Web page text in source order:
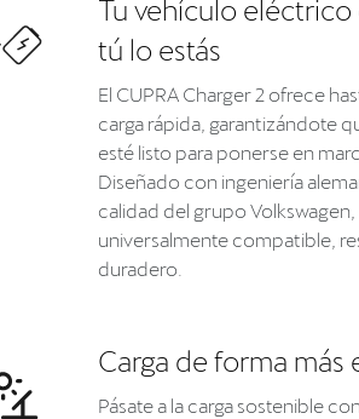
Tu vehículo
tú lo estás
El CUPRA Charger 2 ofrece
carga rápida, garantizándote
esté listo para ponerse en
Diseñado con ingeniería
calidad del grupo
universalmente compatible,
duradero.
Carga de forma más
Pásate a la carga sostenible